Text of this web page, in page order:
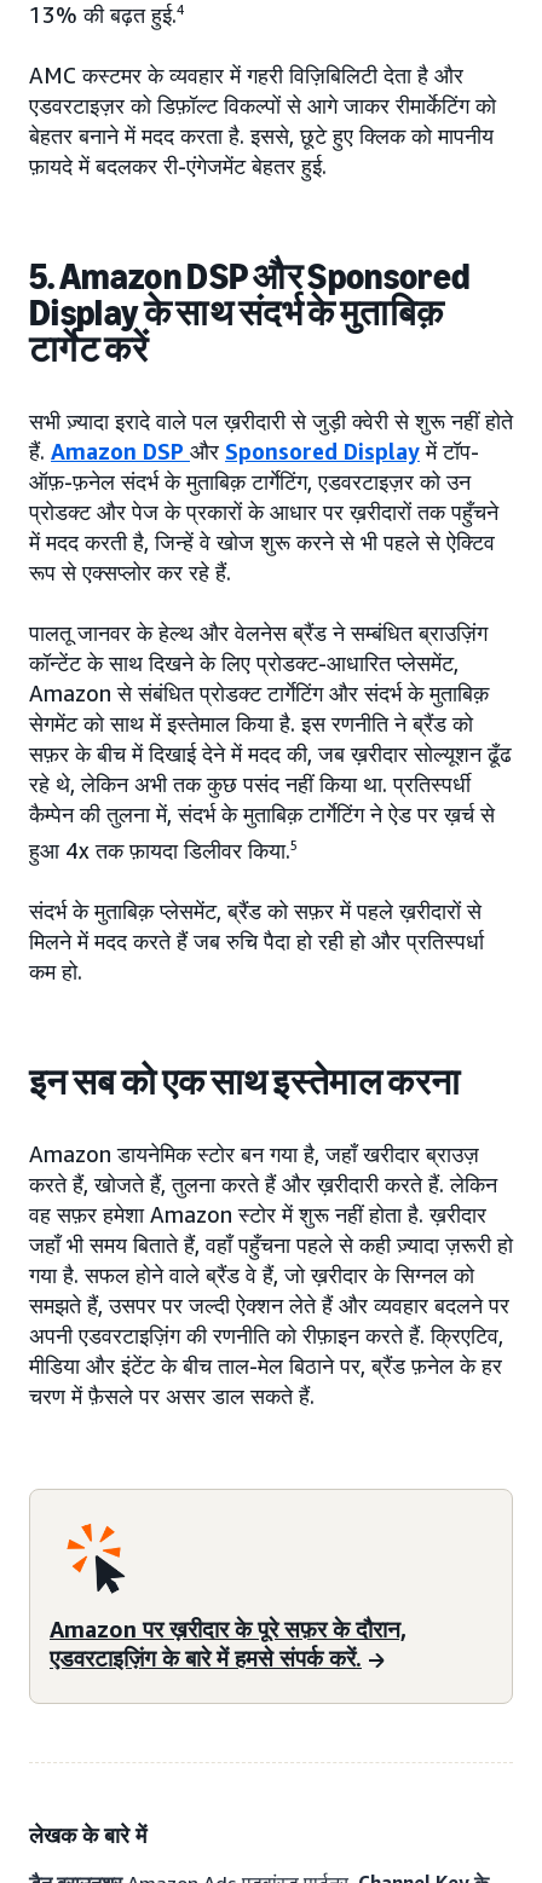
13% की बढ़त हुई.4
AMC कस्टमर के व्यवहार में गहरी विज़िबिलिटी देता है और
एडवरटाइज़र को डिफ़ॉल्ट विकल्पों से आगे जाकर रीमार्केटिंग को
बेहतर बनाने में मदद करता है. इससे, छूटे हुए क्लिक को मापनीय
फ़ायदे में बदलकर री-एंगेजमेंट बेहतर हुई.
5. Amazon DSP और Sponsored
Display के साथ संदर्भ के मुताबिक़
टार्गेट करें
सभी ज़्यादा इरादे वाले पल ख़रीदारी से जुड़ी क्वेरी से शुरू नहीं होते
हैं. Amazon DSP और Sponsored Displayमें टॉप-
ऑफ़-फ़नेल संदर्भ के मुताबिक़ टार्गेटिंग, एडवरटाइज़र को उन
प्रोडक्ट और पेज के प्रकारों के आधार पर ख़रीदारों तक पहुँचने
में मदद करती है, जिन्हें वे खोज शुरू करने से भी पहले से ऐक्टिव
रूप से एक्सप्लोर कर रहे हैं.
पालतू जानवर के हेल्थ और वेलनेस ब्रैंड ने सम्बंधित ब्राउज़िंग
कॉन्टेंट के साथ दिखने के लिए प्रोडक्ट-आधारित प्लेसमेंट,
Amazon से संबंधित प्रोडक्ट टार्गेटिंग और संदर्भ के मुताबिक़
सेगमेंट को साथ में इस्तेमाल किया है. इस रणनीति ने ब्रैंड को
सफ़र के बीच में दिखाई देने में मदद की, जब ख़रीदार सोल्यूशन ढूँढ
रहे थे, लेकिन अभी तक कुछ पसंद नहीं किया था. प्रतिस्पर्धी
कैम्पेन की तुलना में, संदर्भ के मुताबिक़ टार्गेटिंग ने ऐड पर ख़र्च से
हुआ 4x तक फ़ायदा डिलीवर किया.5
संदर्भ के मुताबिक़ प्लेसमेंट, ब्रैंड को सफ़र में पहले ख़रीदारों से
मिलने में मदद करते हैं जब रुचि पैदा हो रही हो और प्रतिस्पर्धा
कम हो.
इन सब को एक साथ इस्तेमाल करना
Amazon डायनेमिक स्टोर बन गया है, जहाँ खरीदार ब्राउज़
करते हैं, खोजते हैं, तुलना करते हैं और ख़रीदारी करते हैं. लेकिन
वह सफ़र हमेशा Amazon स्टोर में शुरू नहीं होता है. ख़रीदार
जहाँ भी समय बिताते हैं, वहाँ पहुँचना पहले से कही ज़्यादा ज़रूरी हो
गया है. सफल होने वाले ब्रैंड वे हैं, जो ख़रीदार के सिग्नल को
समझते हैं, उसपर पर जल्दी ऐक्शन लेते हैं और व्यवहार बदलने पर
अपनी एडवरटाइज़िंग की रणनीति को रीफ़ाइन करते हैं. क्रिएटिव,
मीडिया और इंटेंट के बीच ताल-मेल बिठाने पर, ब्रैंड फ़नेल के हर
चरण में फ़ैसले पर असर डाल सकते हैं.
Amazon पर ख़रीदार के पूरे सफ़र के दौरान,
एडवरटाइज़िंग के बारे में हमसे संपर्क करें.
लेखक के बारे में